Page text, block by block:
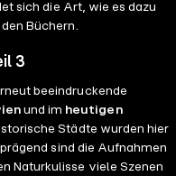
sich die Art, wie es dazu
Büchern.
3
beeindruckende
und im heutigen
Städte wurden hier
sind die Aufnahmen
Naturkulisse viele Szenen